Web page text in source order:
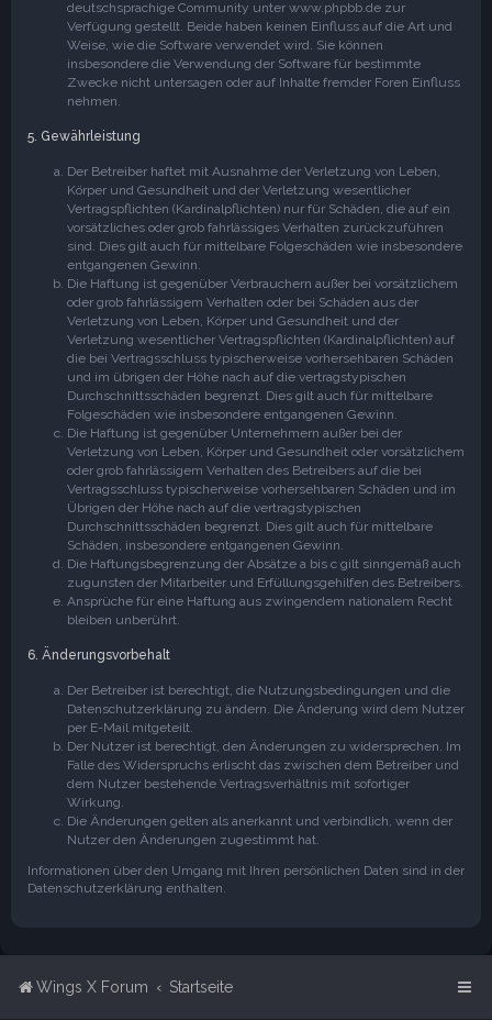
deutschsprachige Community unter www.phpbb.de zur
Verfügung gestellt. Beide haben keinen Einfluss auf die Art und
Weise, wie die Software verwendet wird. Sie können
insbesondere die Verwendung der Software für bestimmte
Zwecke nicht untersagen oder auf Inhalte fremder Foren Einfluss
nehmen.
5. Gewährleistung
Der Betreiber haftet mit Ausnahme der Verletzung von Leben,
Körper und Gesundheit und der Verletzung wesentlicher
Vertragspflichten (Kardinalpflichten) nur für Schäden, die auf ein
vorsätzliches oder grob fahrlässiges Verhalten zurückzuführen
sind. Dies gilt auch für mittelbare Folgeschäden wie insbesondere
entgangenen Gewinn.
Die Haftung ist gegenüber Verbrauchern außer bei vorsätzlichem
oder grob fahrlässigem Verhalten oder bei Schäden aus der
Verletzung von Leben, Körper und Gesundheit und der
Verletzung wesentlicher Vertragspflichten (Kardinalpflichten) auf
die bei Vertragsschluss typischerweise vorhersehbaren Schäden
und im übrigen der Höhe nach auf die vertragstypischen
Durchschnittsschäden begrenzt. Dies gilt auch für mittelbare
Folgeschäden wie insbesondere entgangenen Gewinn.
Die Haftung ist gegenüber Unternehmern außer bei der
Verletzung von Leben, Körper und Gesundheit oder vorsätzlichem
oder grob fahrlässigem Verhalten des Betreibers auf die bei
Vertragsschluss typischerweise vorhersehbaren Schäden und im
Übrigen der Höhe nach auf die vertragstypischen
Durchschnittsschäden begrenzt. Dies gilt auch für mittelbare
Schäden, insbesondere entgangenen Gewinn.
Die Haftungsbegrenzung der Absätze a bis c gilt sinngemäß auch
zugunsten der Mitarbeiter und Erfüllungsgehilfen des Betreibers.
Ansprüche für eine Haftung aus zwingendem nationalem Recht
bleiben unberührt.
6. Änderungsvorbehalt
Der Betreiber ist berechtigt, die Nutzungsbedingungen und die
Datenschutzerklärung zu ändern. Die Änderung wird dem Nutzer
per E-Mail mitgeteilt.
Der Nutzer ist berechtigt, den Änderungen zu widersprechen. Im
Falle des Widerspruchs erlischt das zwischen dem Betreiber und
dem Nutzer bestehende Vertragsverhältnis mit sofortiger
Wirkung.
Die Änderungen gelten als anerkannt und verbindlich, wenn der
Nutzer den Änderungen zugestimmt hat.
Informationen über den Umgang mit Ihren persönlichen Daten sind in der
Datenschutzerklärung enthalten.
Wings X Forum Startseite